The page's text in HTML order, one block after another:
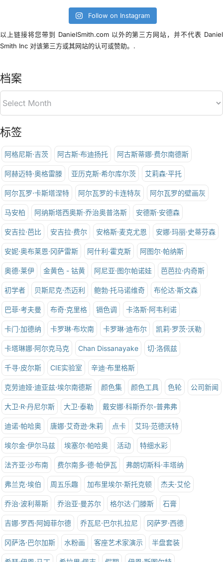
Follow on Instagram
以上链接将您带到 DanielSmith.com 以外的第三方网站，并不代表 Daniel
Smith Inc 对该第三方或其网站的认可或赞助。.
档案
标签
阿格尼斯·吉茨 阿古斯·布迪扬托 阿古斯蒂娜·费尔南德斯
阿赫迈特·奥格雷滕 亚历克斯·希尔库尔茨 艾莉森·平托
阿尔瓦罗·卡斯塔涅特 阿尔瓦罗的卡连特灰 阿尔瓦罗的壁画灰
马安柏 阿纳斯塔西奥斯·乔治奥普洛斯 安德斯·安德森
安吉拉·芭比 安吉拉·费尔 安格斯·麦克尤恩 安娜·玛丽·史蒂芬森
安妮·奥布莱恩·冈萨雷斯 阿什利·霍克斯 阿图尔·帕纳斯
奥德·莱伊 金黄色 - 钴黄 阿尼亚·图尔帕诺娃 芭芭拉·内奇斯
初学者 贝斯尼克·杰迈利 鲍勃·托马诺维奇 布伦达·斯文森
巴菲·考夫曼 布奇·克里格 镉色调 卡洛斯·阿韦利诺
卡门·加德纳 卡罗琳·布坎南 卡罗琳·迪布尔 凯莉·罗茨·沃勒
卡塔琳娜·阿尔克马克 Chan Dissanayake 切·洛佩兹
千寻·皮尔斯 CIE实验室 辛迪·布里格斯
克劳迪娅·迪亚兹·埃尔南德斯 颜色集 颜色工具 色轮 公司新闻
大卫·R·丹尼尔斯 大卫·泰勒 戴安娜·科斯乔尔-普弗弗
迪诺·帕哈奥 唐娜·艾奇逊·朱莉 点卡 艾玛·范德沃特
埃尔金·伊尔马兹 埃塞尔·帕哈奥 活动 特细水彩
法齐亚·沙布南 费尔南多·德·帕伊瓦 弗朗切斯科·丰塔纳
弗兰克·埃伯 周五乐趣 加布里埃尔·斯托克顿 杰夫·艾伦
乔治·波利蒂斯 乔治亚·曼苏尔 格尔达·门滕斯 石膏
吉娜·罗西·阿姆菲尔德 乔瓦尼·巴尔扎拉尼 冈萨罗·西德
冈萨洛·巴尔加斯 水粉画 客座艺术家演示 半盘套装